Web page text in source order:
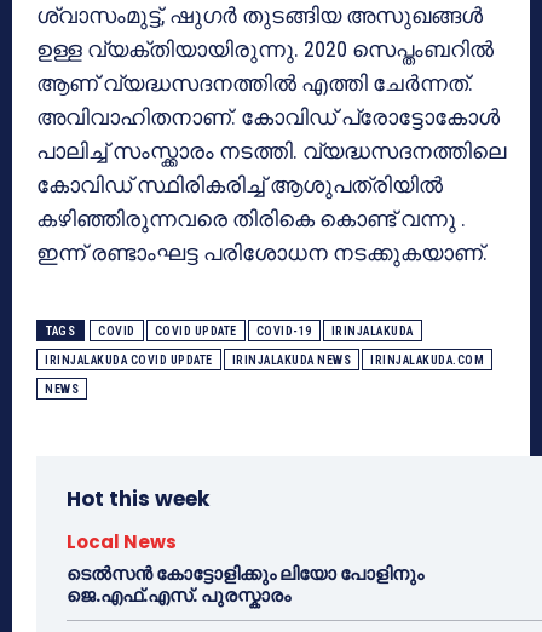
ശ്വാസംമുട്ട്, ഷുഗർ തുടങ്ങിയ അസുഖങ്ങൾ
ഉള്ള വ്യക്തിയായിരുന്നു. 2020 സെപ്തംബറിൽ
ആണ് വ്യദ്ധസദനത്തിൽ എത്തി ചേർന്നത്.
അവിവാഹിതനാണ്. കോവിഡ് പ്രോട്ടോകോൾ
പാലിച്ച് സംസ്ക്കാരം നടത്തി. വ്യദ്ധസദനത്തിലെ
കോവിഡ് സ്ഥിരികരിച്ച് ആശുപത്രിയിൽ
കഴിഞ്ഞിരുന്നവരെ തിരികെ കൊണ്ട് വന്നു .
ഇന്ന് രണ്ടാംഘട്ട പരിശോധന നടക്കുകയാണ്.
TAGS COVID COVID UPDATE COVID-19 IRINJALAKUDA
IRINJALAKUDA COVID UPDATE IRINJALAKUDA NEWS IRINJALAKUDA.COM
NEWS
Hot this week
Local News
ടെൽസൻ കോട്ടോളിക്കും ലിയോ പോളിനും
ജെ.എഫ്.എസ്. പുരസ്കാരം